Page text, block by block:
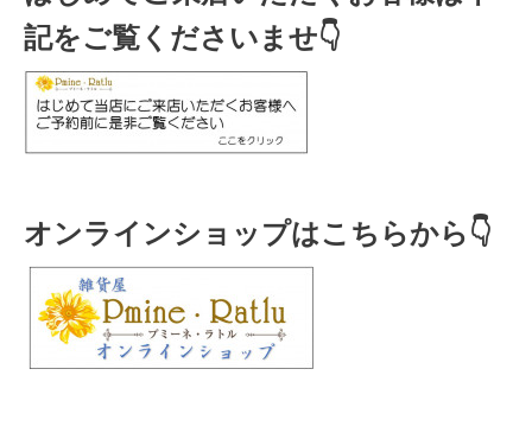
記をご覧くださいませ👇
オンラインショップはこちらから👇